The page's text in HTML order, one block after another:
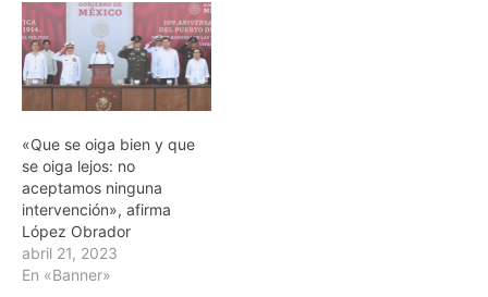
«Que se oiga bien y que
se oiga lejos: no
aceptamos ninguna
intervención», afirma
López Obrador
abril 21, 2023
En «Banner»